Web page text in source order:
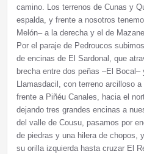
camino. Los terrenos de Cunas y
espalda, y frente a nosotros
Melón– a la derecha y el de
Por el paraje de Pedroucos
de encinas de El Sardonal, que
brecha entre dos peñas –El Bocal–
Llamasdacil, con terreno arcilloso
frente a Piñéu Canales, hacia el
dejando tres grandes encinas a
del valle de Cousu, pasamos por
de piedras y una hilera de chopos,
su orilla izquierda hasta cruzar El